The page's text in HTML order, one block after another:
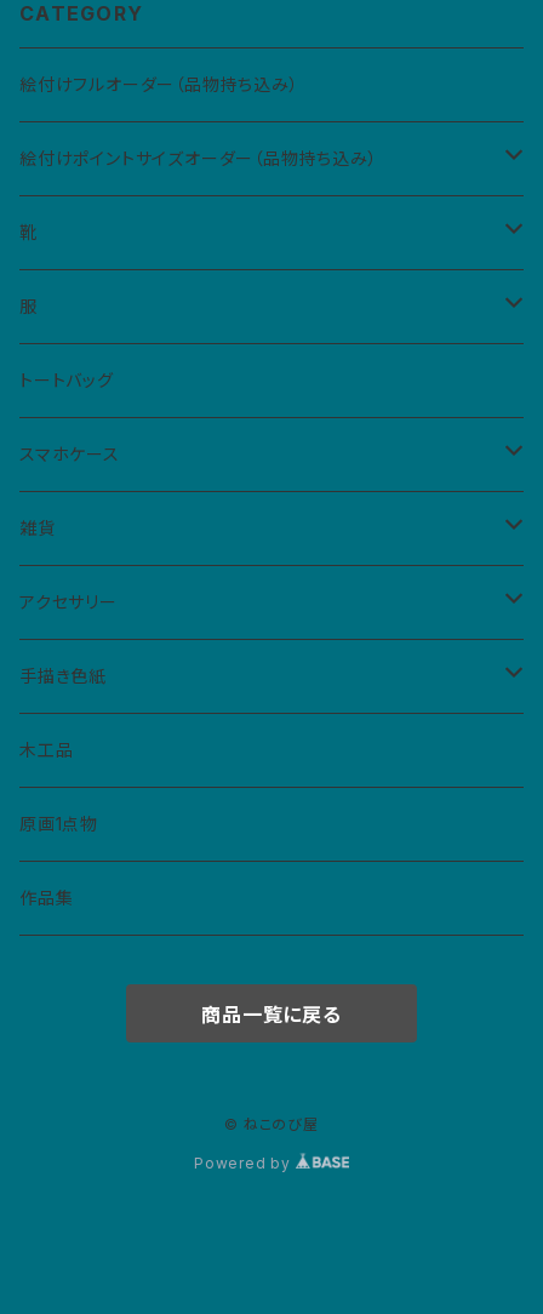
CATEGORY
絵付けフルオーダー（品物持ち込み）
絵付けポイントサイズオーダー（品物持ち込み）
Sサイズ（5cm四方、2カ所まで）
Mサイズ（10cm四方、1カ所）
靴
レディース
ハイカットスニーカー
スリッポン
メンズ
ベビー・キッズ
服
Tシャツ
男女共用S
男女共用M
シャツ
レディースM
レディースL
トートバッグ
スマホケース
iPhone
クリアケース
手帳型ケース
雑貨
扇子
仮面
マトリョーシカ
コースター
財布・キーホルダー・パスケース
アクセサリー
バッジ
ペーパーバッジ
缶バッジ
イヤリング
ペンダント
手描き色紙
ねこぼん
木工品
原画1点物
作品集
商品一覧に戻る
© ねこのび屋
Powered by